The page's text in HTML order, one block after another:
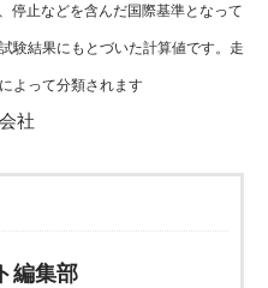
止などを含んだ国際基準となって
験結果にもとづいた計算値です。走
よって分類されます
社
編集部